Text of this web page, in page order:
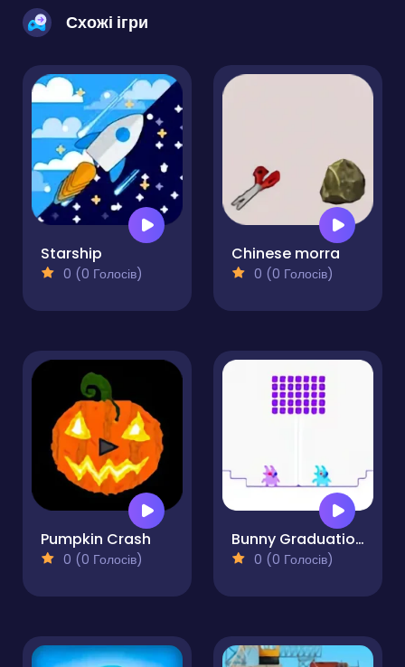
Схожі ігри
Starship
0 (0 Голосів)
Chinese morra
0 (0 Голосів)
Pumpkin Crash
0 (0 Голосів)
Bunny Graduation Double
0 (0 Голосів)